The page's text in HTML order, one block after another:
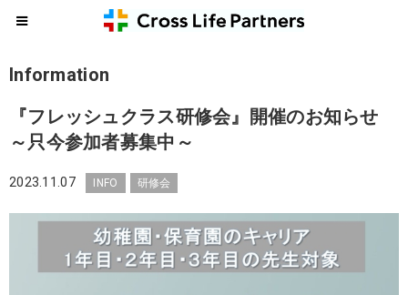
Information
『フレッシュクラス研修会』開催のお知らせ
～只今参加者募集中～
2023.11.07 INFO 研修会